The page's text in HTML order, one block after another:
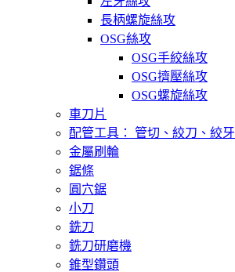
長柄螺旋絲攻
OSG絲攻
OSG手絞絲攻
OSG擠壓絲攻
OSG螺旋絲攻
車刀片
配管工具： 管切、絞刀、絞牙
金屬刷輪
鋸條
圓穴鋸
小刀
銑刀
銑刀研磨機
錐型鑽頭